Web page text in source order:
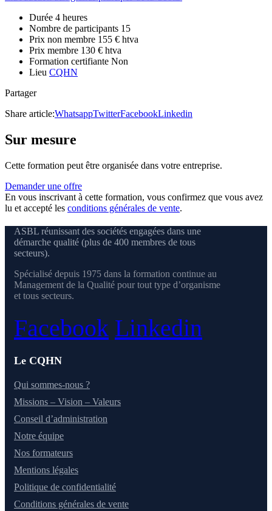
Durée 4 heures
Nombre de participants 15
Prix non membre 155 € htva
Prix membre 130 € htva
Formation certifiante Non
Lieu CQHN
Partager
Share article:WhatsappTwitterFacebookLinkedin
Sur mesure
Cette formation peut être organisée dans votre entreprise.
Demander une offre
En vous inscrivant à cette formation, vous confirmez que vous avez
lu et accepté les conditions générales de vente.
ASBL réunissant des sociétés engagées dans une
démarche qualité (plus de 400 membres de tous
secteurs).
Spécialisé depuis 1975 dans la formation continue au
Management de la Qualité pour tout type d’organisme
et tous secteurs.
Facebook Linkedin
Le CQHN
Qui sommes-nous ?
Missions – Vision – Valeurs
Conseil d’administration
Notre équipe
Nos formateurs
Mentions légales
Politique de confidentialité
Conditions générales de vente